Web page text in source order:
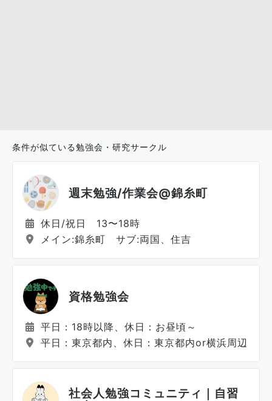
条件が似ている勉強会・研究サークル
週末勉強/作業会@錦糸町
休日/祝日 13〜18時
メイン:錦糸町 サブ:両国、住吉
資格勉強会
平日：18時以降、休日：お昼頃～
平日：東京都内、休日：東京都内or横浜周辺
社会人勉強コミュニティ｜自習